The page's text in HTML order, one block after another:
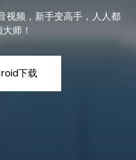
视频，新手变高手，人人都
师！
下载